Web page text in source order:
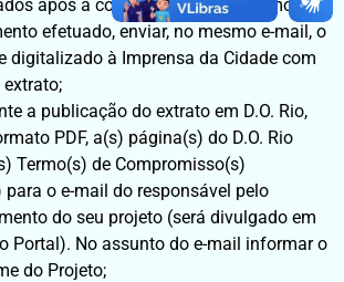
após a compensação do mesmo;
efetuado, enviar, no mesmo e-mail, o
digitalizado à Imprensa da Cidade com
a publicação do extrato em D.O. Rio,
PDF, a(s) página(s) do D.O. Rio
Termo(s) de Compromisso(s)
o e-mail do responsável pelo
do seu projeto (será divulgado em
Portal). No assunto do e-mail informar o
do Projeto;